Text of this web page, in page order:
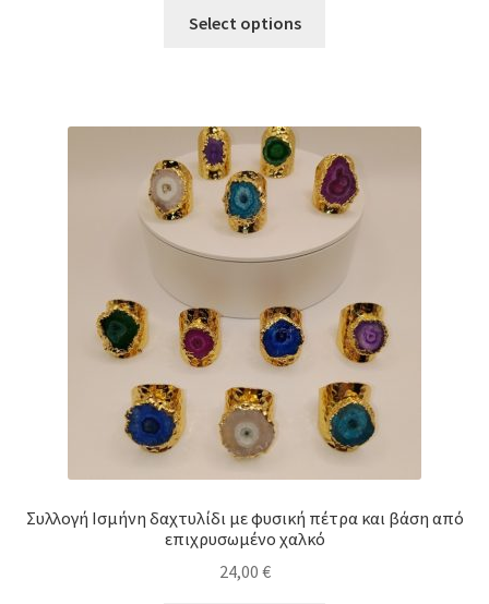
Select options
The
options
may
be
the
product
page
Συλλογή Ισμήνη δαχτυλίδι με φυσική πέτρα και βάση από
επιχρυσωμένο χαλκό
24,00 €